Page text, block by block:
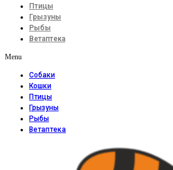
Птицы
Грызуны
Рыбы
Ветаптека
Menu
Собаки
Кошки
Птицы
Грызуны
Рыбы
Ветаптека